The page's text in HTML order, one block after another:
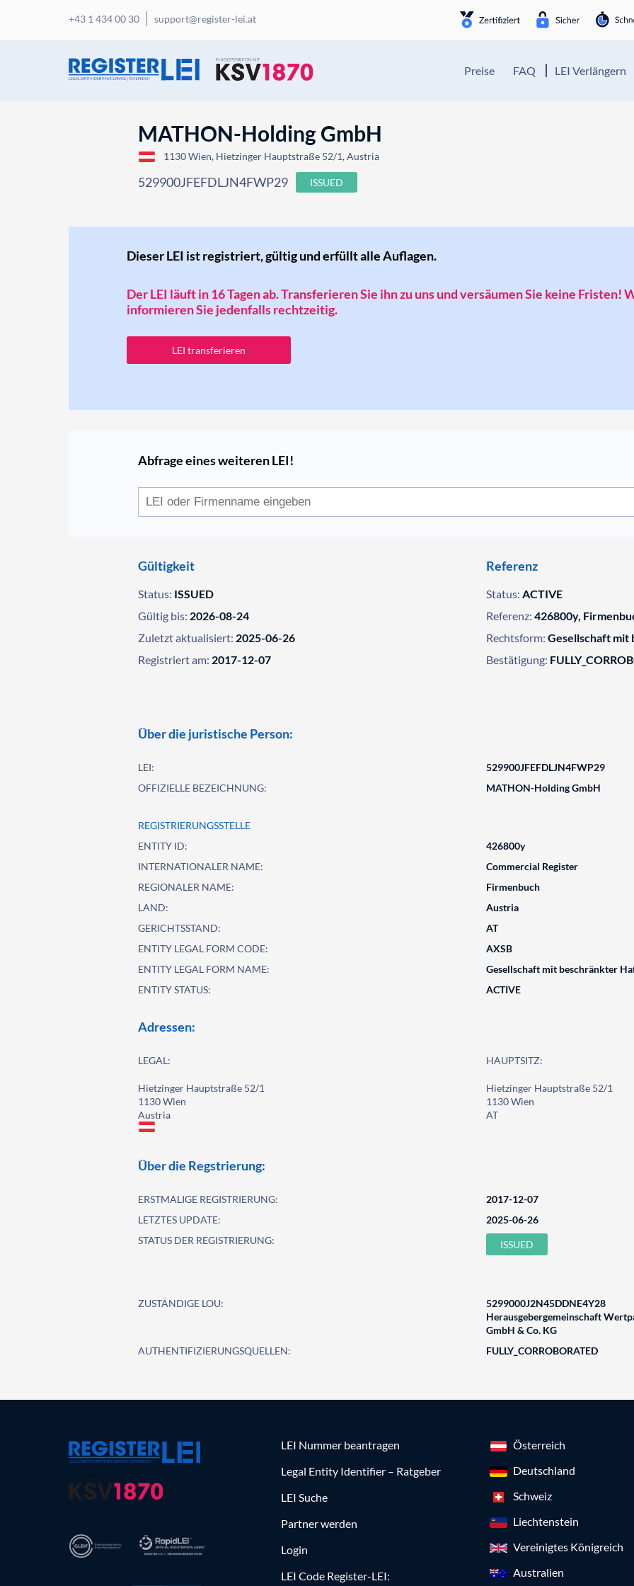
+43 1 434 00 30 support@register-lei.at
Preise FAQ LEI Verlängern
MATHON-Holding GmbH
1130 Wien, Hietzinger Hauptstraße 52/1, Austria
529900JFEFDLJN4FWP29 ISSUED
Dieser LEI ist registriert, gültig und erfüllt alle Auflagen.
Der LEI läuft in 16 Tagen ab. Transferieren Sie ihn zu uns und versäumen Sie keine Fristen!
informieren Sie jedenfalls rechtzeitig.
LEI transferieren
Abfrage eines weiteren LEI!
Gültigkeit
Status: ISSUED
Gültig bis: 2026-08-24
Zuletzt aktualisiert: 2025-06-26
Registriert am: 2017-12-07
Referenz
Status: ACTIVE
Referenz: 426800y,
Rechtsform: Gesellschaft mit
Bestätigung:
Über die juristische Person:
LEI:
529900JFEFDLJN4FWP29
OFFIZIELLE BEZEICHNUNG:
MATHON-Holding GmbH
REGISTRIERUNGSSTELLE
ENTITY ID:
426800y
INTERNATIONALER NAME:
Commercial Register
REGIONALER NAME:
Firmenbuch
LAND:
Austria
GERICHTSSTAND:
AT
ENTITY LEGAL FORM CODE:
AXSB
ENTITY LEGAL FORM NAME:
Gesellschaft mit beschränkter
ENTITY STATUS:
ACTIVE
Adressen:
LEGAL:
Hietzinger Hauptstraße 52/1
1130 Wien
Austria
HAUPTSITZ:
Hietzinger Hauptstraße 52/1
1130 Wien
AT
Über die Regstrierung:
ERSTMALIGE REGISTRIERUNG:
2017-12-07
LETZTES UPDATE:
2025-06-26
STATUS DER REGISTRIERUNG:
ISSUED
ZUSTÄNDIGE LOU:
5299000J2N45DDNE4Y28
Herausgebergemeinschaft
GmbH & Co. KG
AUTHENTIFIZIERUNGSQUELLEN:
FULLY_CORROBORATED
LEI Nummer beantragen
Legal Entity Identifier – Ratgeber
LEI Suche
Partner werden
Login
LEI Code Register-LEI:
Österreich
Deutschland
Schweiz
Liechtenstein
Vereinigtes Königreich
Australien